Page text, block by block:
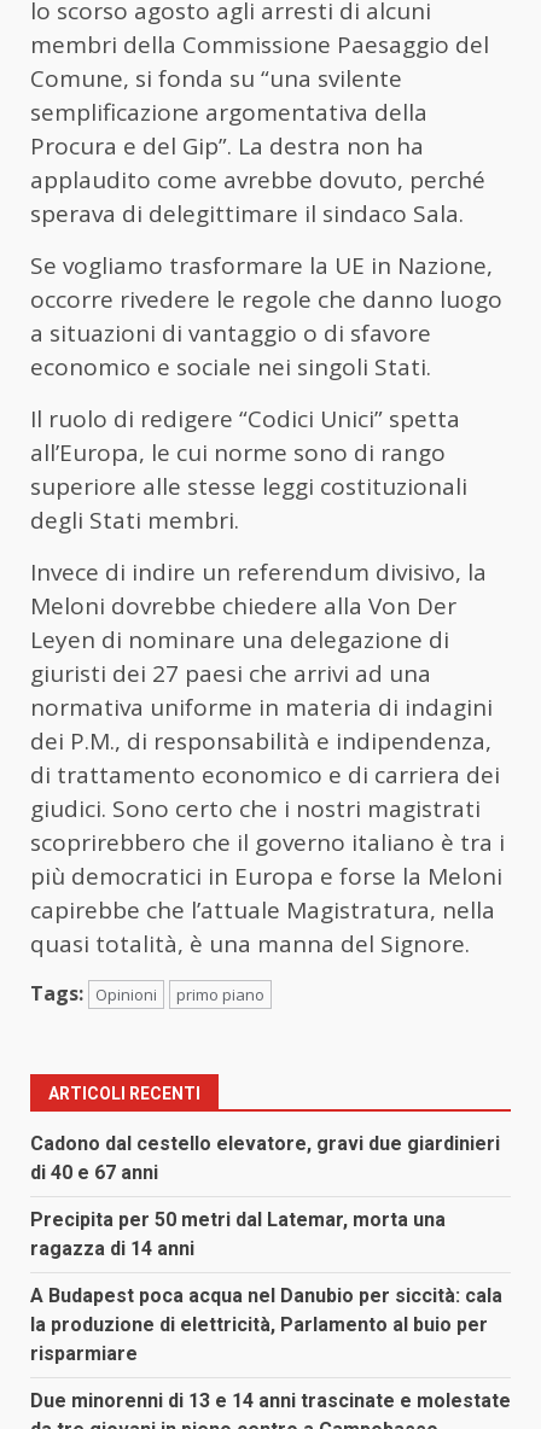
lo scorso agosto agli arresti di alcuni
membri della Commissione Paesaggio del
Comune, si fonda su “una svilente
semplificazione argomentativa della
Procura e del Gip”. La destra non ha
applaudito come avrebbe dovuto, perché
sperava di delegittimare il sindaco Sala.
Se vogliamo trasformare la UE in Nazione,
occorre rivedere le regole che danno luogo
a situazioni di vantaggio o di sfavore
economico e sociale nei singoli Stati.
Il ruolo di redigere “Codici Unici” spetta
all’Europa, le cui norme sono di rango
superiore alle stesse leggi costituzionali
degli Stati membri.
Invece di indire un referendum divisivo, la
Meloni dovrebbe chiedere alla Von Der
Leyen di nominare una delegazione di
giuristi dei 27 paesi che arrivi ad una
normativa uniforme in materia di indagini
dei P.M., di responsabilità e indipendenza,
di trattamento economico e di carriera dei
giudici. Sono certo che i nostri magistrati
scoprirebbero che il governo italiano è tra i
più democratici in Europa e forse la Meloni
capirebbe che l’attuale Magistratura, nella
quasi totalità, è una manna del Signore.
Tags: Opinioni primo piano
ARTICOLI RECENTI
Cadono dal cestello elevatore, gravi due giardinieri
di 40 e 67 anni
Precipita per 50 metri dal Latemar, morta una
ragazza di 14 anni
A Budapest poca acqua nel Danubio per siccità: cala
la produzione di elettricità, Parlamento al buio per
risparmiare
Due minorenni di 13 e 14 anni trascinate e molestate